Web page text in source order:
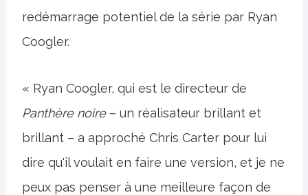
redémarrage potentiel de la série par Ryan
Coogler.
« Ryan Coogler, qui est le directeur de
Panthère noire – un réalisateur brillant et
brillant – a approché Chris Carter pour lui
dire qu'il voulait en faire une version, et je ne
peux pas penser à une meilleure façon de